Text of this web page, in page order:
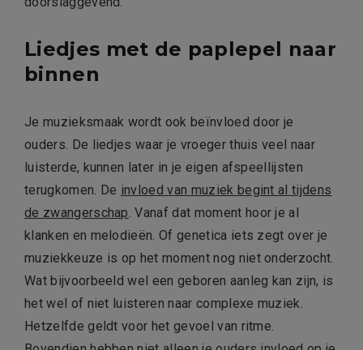
Liedjes met de paplepel naar
binnen
Je muzieksmaak wordt ook beïnvloed door je
ouders. De liedjes waar je vroeger thuis veel naar
luisterde, kunnen later in je eigen afspeellijsten
terugkomen. De invloed van muziek begint al tijdens
de zwangerschap . Vanaf dat moment hoor je al
klanken en melodieën. Of genetica iets zegt over je
muziekkeuze is op het moment nog niet onderzocht.
Wat bijvoorbeeld wel een geboren aanleg kan zijn, is
het wel of niet luisteren naar complexe muziek.
Hetzelfde geldt voor het gevoel van ritme.